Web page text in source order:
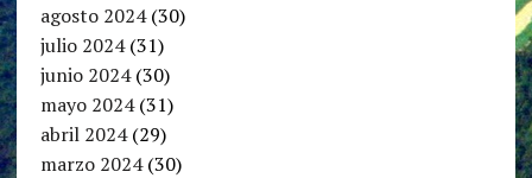
agosto 2024(30)
julio 2024(31)
junio 2024(30)
mayo 2024(31)
abril 2024(29)
marzo 2024(30)